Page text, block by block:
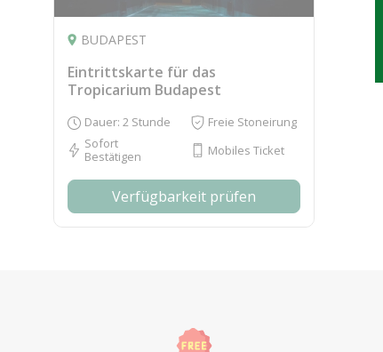
BUDAPEST
Eintrittskarte für das
Tropicarium Budapest
Dauer: 2 Stunde
Freie Stoneirung
Sofort
Bestätigen
Mobiles Ticket
Verfügbarkeit prüfen